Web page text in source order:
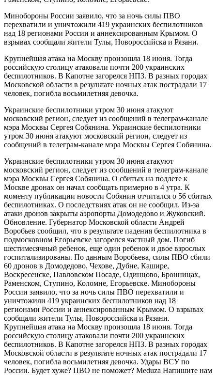
Минобороны России заявило, что за ночь силы ПВО
перехватили и уничтожили 419 украинских беспилотников
над 18 регионами России и аннексированным Крымом. О
взрывах сообщали жители Тулы, Новороссийска и Рязани.
Крупнейшая атака на Москву произошла 18 июня. Тогда
российскую столицу атаковали почти 200 украинских
беспилотников. В Капотне загорелся НПЗ. В разных городах
Московской области в результате ночных атак пострадали 17
человек, погибла восьмилетняя девочка.
Украинские беспилотники утром 30 июня атакуют
московский регион, следует из сообщений в телеграм-канале
мэра Москвы Сергея Собянина. Украинские беспилотники
утром 30 июня атакуют московский регион, следует из
сообщений в телеграм-канале мэра Москвы Сергея Собянина.
Украинские беспилотники утром 30 июня атакуют
московский регион, следует из сообщений в телеграм-канале
мэра Москвы Сергея Собянина. О сбитых на подлете к
Москве дронах он начал сообщать примерно в 4 утра. К
моменту публикации новости Собянин отчитался о 56 сбитых
беспилотниках. О последствиях атак он не сообщил. Из-за
атаки дронов закрыты аэропорты Домодедово и Жуковский.
Обновление. Губернатор Московской области Андрей
Воробьев сообщил, что в результате падения беспилотника в
подмосковном Егорьевске загорелся частный дом. Погиб
шестимесячный ребенок, еще один ребенок и двое взрослых
госпитализированы. По данным Воробьева, силы ПВО сбили
60 дронов в Домодедово, Чехове, Дубне, Кашире,
Воскресенске, Павловском Посаде, Одинцово, Бронницах,
Раменском, Ступино, Коломне, Егорьевске. Минобороны
России заявило, что за ночь силы ПВО перехватили и
уничтожили 419 украинских беспилотников над 18
регионами России и аннексированным Крымом. О взрывах
сообщали жители Тулы, Новороссийска и Рязани.
Крупнейшая атака на Москву произошла 18 июня. Тогда
российскую столицу атаковали почти 200 украинских
беспилотников. В Капотне загорелся НПЗ. В разных городах
Московской области в результате ночных атак пострадали 17
человек, погибла восьмилетняя девочка. Удары ВСУ по
России. Будет хуже? ПВО не поможет? Meduza Напишите нам